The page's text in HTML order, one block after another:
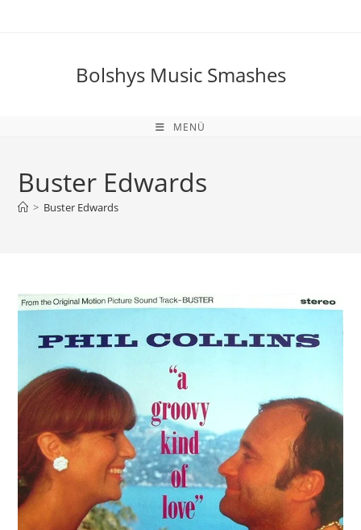
Bolshys Music Smashes
MENÜ
Buster Edwards
> Buster Edwards